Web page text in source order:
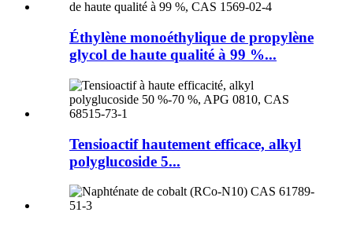
Éthylène monoéthylique de propylène
glycol de haute qualité à 99 %...
Tensioactif hautement efficace, alkyl
polyglucoside 5...